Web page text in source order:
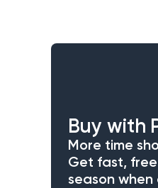
Buy with
More time
Get fast,
season when